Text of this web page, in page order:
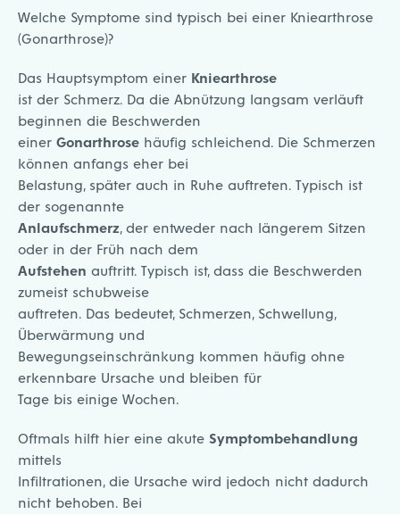
Welche Symptome sind typisch bei einer Kniearthrose
(Gonarthrose)?
Das Hauptsymptom einer Kniearthrose
ist der Schmerz. Da die Abnützung langsam verläuft
beginnen die Beschwerden
einer Gonarthrose häufig schleichend. Die Schmerzen
können anfangs eher bei
Belastung, später auch in Ruhe auftreten. Typisch ist
der sogenannte
Anlaufschmerz, der entweder nach längerem Sitzen
oder in der Früh nach dem
Aufstehen auftritt. Typisch ist, dass die Beschwerden
zumeist schubweise
auftreten. Das bedeutet, Schmerzen, Schwellung,
Überwärmung und
Bewegungseinschränkung kommen häufig ohne
erkennbare Ursache und bleiben für
Tage bis einige Wochen.
Oftmals hilft hier eine akute Symptombehandlung
mittels
Infiltrationen, die Ursache wird jedoch nicht dadurch
nicht behoben. Bei